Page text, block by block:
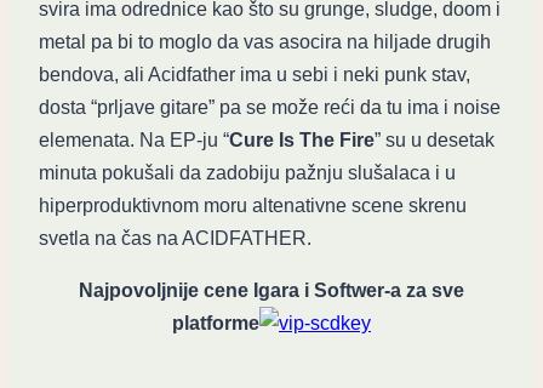
svira ima odrednice kao što su grunge, sludge, doom i
metal pa bi to moglo da vas asocira na hiljade drugih
bendova, ali Acidfather ima u sebi i neki punk stav,
dosta “prljave gitare” pa se može reći da tu ima i noise
elemenata. Na EP-ju “Cure Is The Fire” su u desetak
minuta pokušali da zadobiju pažnju slušalaca i u
hiperproduktivnom moru altenativne scene skrenu
svetla na čas na ACIDFATHER.
Najpovoljnije cene Igara i Softwer-a za sve
platforme